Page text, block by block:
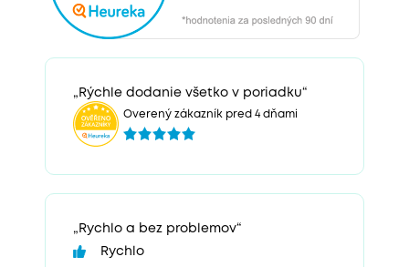
„Rýchle dodanie všetko v poriadku“
Overený zákazník pred 4 dňami
„Rychlo a bez problemov“
Rychlo